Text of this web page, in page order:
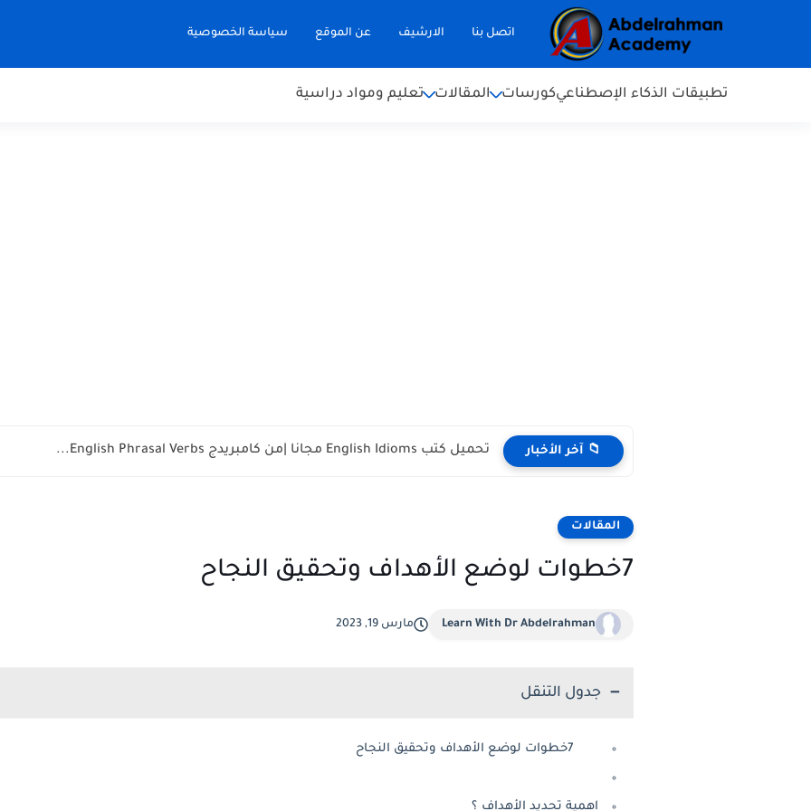
اتصل بنا الارشيف عن الموقع سياسة الخصوصية
تطبيقات الذكاء الإصطناعيكورسات المقالات تعليم ومواد دراسية
📁 آخر الأخبار تحميل كتب English Idioms مجانا |من كامبريدج English Phrasal Verbs...
المقالات
7خطوات لوضع الأهداف وتحقيق النجاح
Learn With Dr Abdelrahman مارس 19, 2023
جدول التنقل
اهمية تحديد الأهداف ؟